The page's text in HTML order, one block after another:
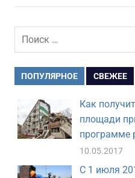
Поиск
ПОПУЛЯРНОЕ СВЕЖЕЕ
Как
площади
программе
10.05.2017
С 1 июля